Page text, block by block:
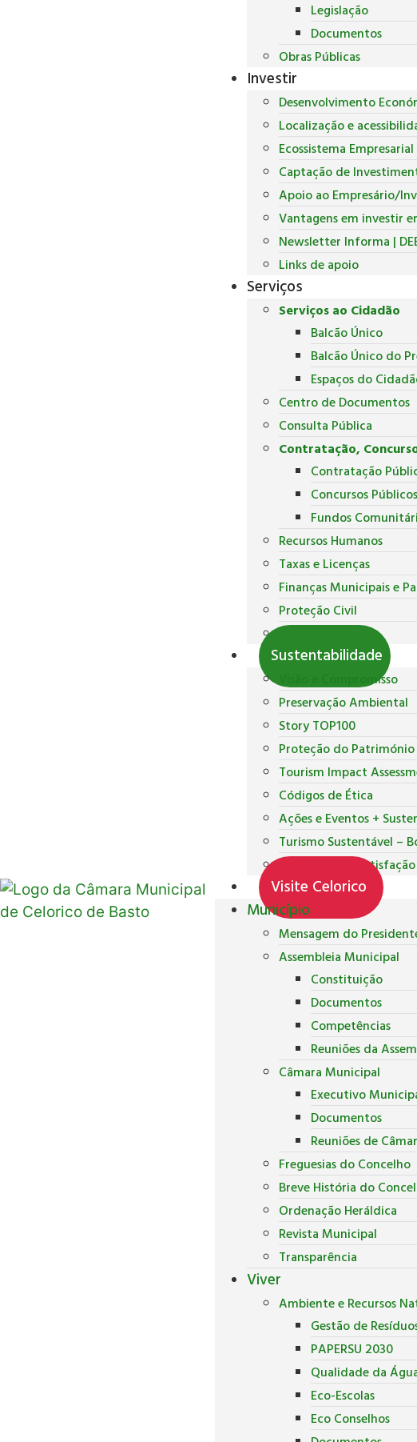
Legislação
Documentos
Obras Públicas
Investir
Desenvolvimento
Localização e
Ecossistema Empresarial
Captação de
Apoio ao Empresário/
Vantagens em investir
Newsletter Informa |
Links de apoio
Serviços
Serviços ao Cidadão
Balcão Único
Balcão Único do
Espaços do
Centro de Documentos
Consulta Pública
Contratação,
Contratação
Concursos Públicos
Fundos
Recursos Humanos
Taxas e Licenças
Finanças Municipais e
Proteção Civil
Polícia Municipal
Sustentabilidade
Visão e Compromisso
Preservação Ambiental
Story TOP100
Proteção do Património
Tourism Impact
Códigos de Ética
Ações e Eventos +
Turismo Sustentável –
Inquéritos de Satisfação
Visite Celorico
Município
Mensagem do
Assembleia Municipal
Constituição
Documentos
Competências
Reuniões da
Câmara Municipal
Executivo
Documentos
Reuniões de
Freguesias do Concelho
Breve História do
Ordenação Heráldica
Revista Municipal
Transparência
Viver
Ambiente e Recursos
Gestão de
PAPERSU 2030
Qualidade da
Eco-Escolas
Eco Conselhos